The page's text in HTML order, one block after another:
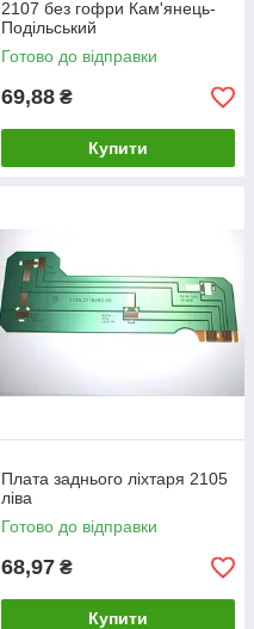
2107 без гофри Кам'янець-
Подільський
Готово до відправки
69,88 ₴
Купити
Плата заднього ліхтаря 2105
ліва
Готово до відправки
68,97 ₴
Купити